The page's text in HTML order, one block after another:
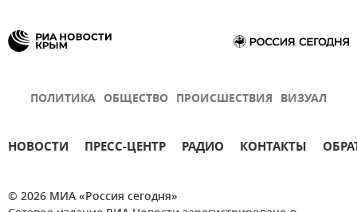
ПОЛИТИКА ОБЩЕСТВО ПРОИСШЕСТВИЯ ВИЗУАЛ
НОВОСТИ ПРЕСС-ЦЕНТР РАДИО КОНТАКТЫ
© 2026 МИА «Россия сегодня»